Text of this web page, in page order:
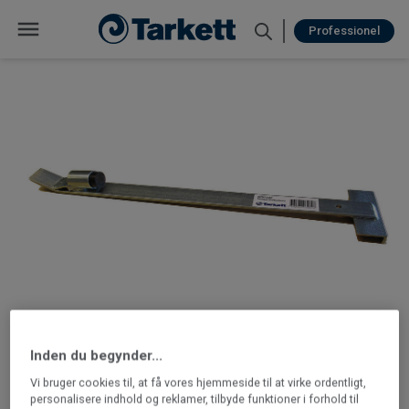
Professionel
Inden du begynder...
Vi bruger cookies til, at få vores hjemmeside til at virke ordentligt,
personalisere indhold og reklamer, tilbyde funktioner i forhold til